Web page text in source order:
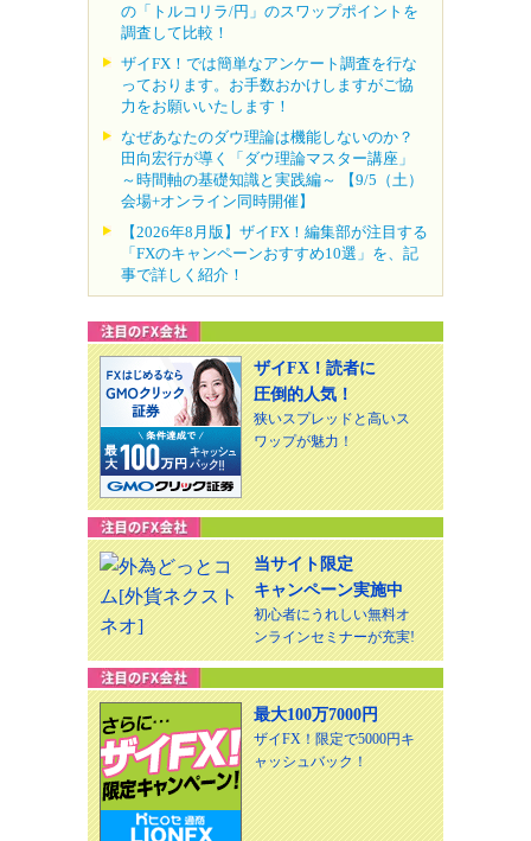
の「トルコリラ/円」のスワップポイントを
調査して比較！
ザイFX！では簡単なアンケート調査を行な
っております。お手数おかけしますがご協
力をお願いいたします！
なぜあなたのダウ理論は機能しないのか？
田向宏行が導く「ダウ理論マスター講座」
～時間軸の基礎知識と実践編～ 【9/5（土）
会場+オンライン同時開催】
【2026年8月版】ザイFX！編集部が注目する
「FXのキャンペーンおすすめ10選」を、記
事で詳しく紹介！
ザイFX！読者に
圧倒的人気！
狭いスプレッドと高いス
ワップが魅力！
当サイト限定
キャンペーン実施中
初心者にうれしい無料オ
ンラインセミナーが充実!
最大100万7000円
ザイFX！限定で5000円キ
ャッシュバック！